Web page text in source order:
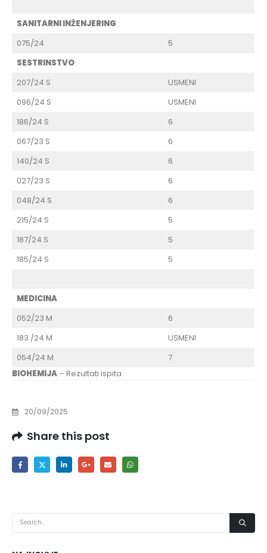
SANITARNI INŽENJERING
075/24
5
SESTRINSTVO
207/24 S
USMENI
096/24 S
USMENI
186/24 S
6
067/23 S
6
140/24 S
6
027/23 S
6
048/24 S
6
215/24 S
5
187/24 S
5
185/24 S
5
MEDICINA
052/23 M
6
183 /24 M
USMENI
054/24 M
7
BIOHEMIJA – Rezultati ispita
20/09/2025
Share this post